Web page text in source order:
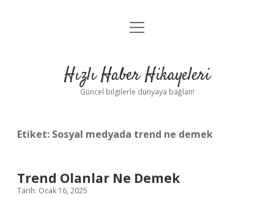
Anasayfa
Yasal Uyarı
menüyü
Hızlı Haber Hikayeleri
Güncel bilgilerle dünyaya bağlan!
Etiket: Sosyal medyada trend ne demek
Trend Olanlar Ne Demek
Tarih: Ocak 16, 2025